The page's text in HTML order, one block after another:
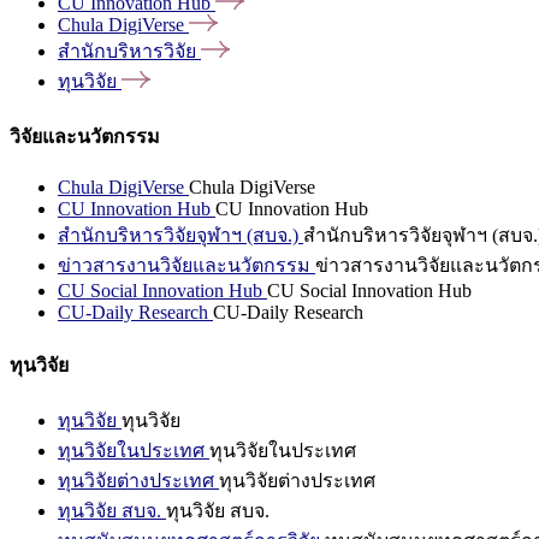
Chula DigiVerse
สำนักบริหารวิจัย
ทุนวิจัย
วิจัยและนวัตกรรม
Chula DigiVerse Chula DigiVerse
CU Innovation Hub CU Innovation Hub
สำนักบริหารวิจัยจุฬาฯ (สบจ.) สำนักบริหารวิจัยจุฬาฯ (สบจ
ข่าวสารงานวิจัยและนวัตกรรม ข่าวสารงานวิจัยและนวัตก
CU Social Innovation Hub CU Social Innovation Hub
CU-Daily Research CU-Daily Research
ทุนวิจัย
ทุนวิจัย ทุนวิจัย
ทุนวิจัยในประเทศ ทุนวิจัยในประเทศ
ทุนวิจัยต่างประเทศ ทุนวิจัยต่างประเทศ
ทุนวิจัย สบจ. ทุนวิจัย สบจ.